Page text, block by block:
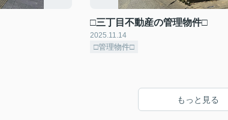
□三丁目不動産の管理物件□
2025.11.14
□管理物件□
もっと見る